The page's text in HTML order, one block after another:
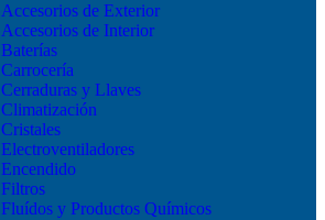
Accesorios de Exterior
Accesorios de Interior
Baterías
Carrocería
Cerraduras y Llaves
Climatización
Cristales
Electroventiladores
Encendido
Filtros
Fluídos y Productos Químicos